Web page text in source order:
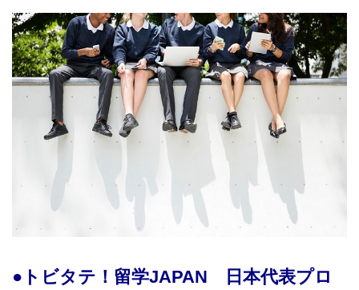
●トビタテ！留学JAPAN 日本代表プロ